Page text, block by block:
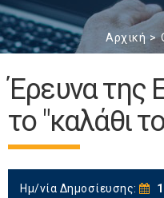
Αρχική
Έρευνα της
το "καλάθι
Ημ/νία Δημοσίευσης: